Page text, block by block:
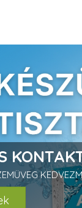
értékű vásárlás
az